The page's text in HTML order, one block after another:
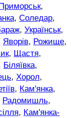
Приморськ,
, Соледар,
, Українськ,
Яворів, Рожище,
, Щастя,
Біляївка,
, Хорол,
, Кам'янка,
Радомишль,
, Кам'янка-